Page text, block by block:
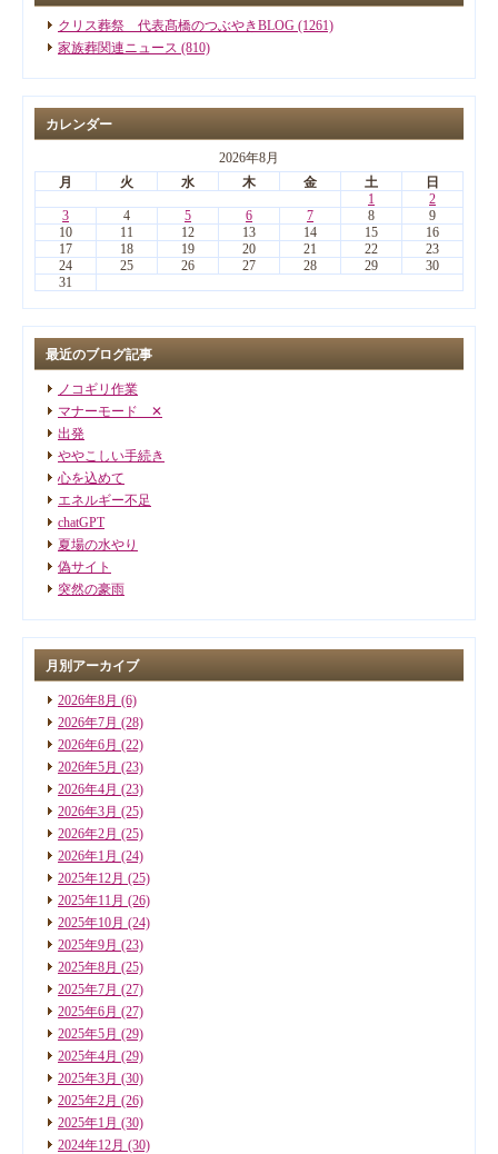
クリス葬祭 代表髙橋のつぶやきBLOG (1261)
家族葬関連ニュース (810)
カレンダー
2026年8月
月
火 水 木 金 土
日
1
2
3
4 5 6 7 8
9
10
11 12 13 14 15
16
17
18 19 20 21 22
23
24
25 26 27 28 29
30
31
最近のブログ記事
ノコギリ作業
マナーモード ✕
出発
ややこしい手続き
心を込めて
エネルギー不足
chatGPT
夏場の水やり
偽サイト
突然の豪雨
月別アーカイブ
2026年8月 (6)
2026年7月 (28)
2026年6月 (22)
2026年5月 (23)
2026年4月 (23)
2026年3月 (25)
2026年2月 (25)
2026年1月 (24)
2025年12月 (25)
2025年11月 (26)
2025年10月 (24)
2025年9月 (23)
2025年8月 (25)
2025年7月 (27)
2025年6月 (27)
2025年5月 (29)
2025年4月 (29)
2025年3月 (30)
2025年2月 (26)
2025年1月 (30)
2024年12月 (30)